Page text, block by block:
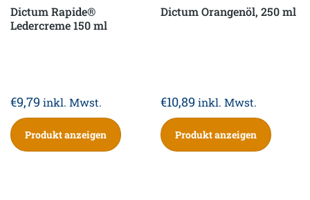
Dictum Rapide®
Ledercreme 150 ml
€9,79 inkl. Mwst.
Produkt anzeigen
Dictum Orangenöl, 250 ml
€10,89 inkl. Mwst.
Produkt anzeigen